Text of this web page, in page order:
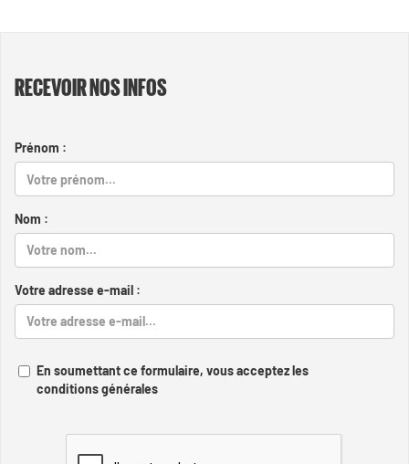
RECEVOIR NOS INFOS
Prénom :
Nom :
Votre adresse e-mail :
En soumettant ce formulaire, vous acceptez les
conditions générales